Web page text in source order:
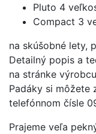
Pluto 4
Compact 3
na skúšobné lety,
Detailný popis a
na stránke výrobcu
Padáky si môžete
telefónnom čísle
Prajeme veľa